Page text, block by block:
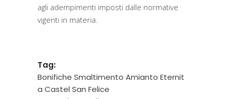
agli adempimenti imposti dalle normative
vigenti in materia.
Tag:
Bonifiche Smaltimento Amianto Eternit
a Castel San Felice